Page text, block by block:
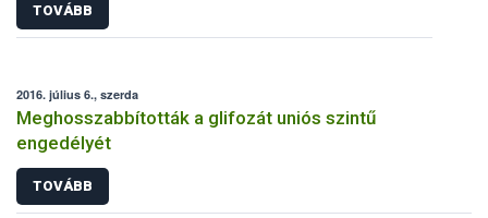
TOVÁBB
2016. július 6., szerda
Meghosszabbították a glifozát uniós szintű
engedélyét
TOVÁBB